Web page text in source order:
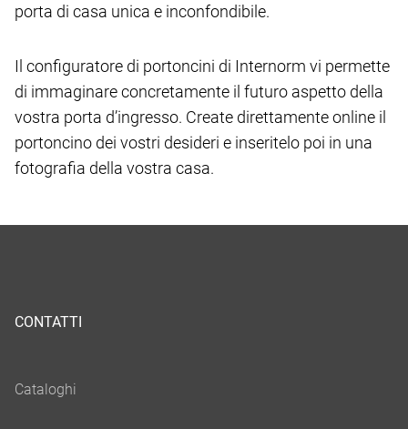
porta di casa unica e inconfondibile.
Il configuratore di portoncini di Internorm vi permette
di immaginare concretamente il futuro aspetto della
vostra porta d’ingresso. Create direttamente online il
portoncino dei vostri desideri e inseritelo poi in una
fotografia della vostra casa.
CONTATTI